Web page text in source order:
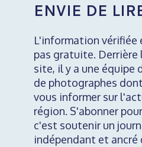
ENVIE DE
L'information
pas gratuite. Derrière
site, il y a une équipe
de photographes
vous informer sur
région. S'abonner
c'est soutenir un
indépendant et ancré